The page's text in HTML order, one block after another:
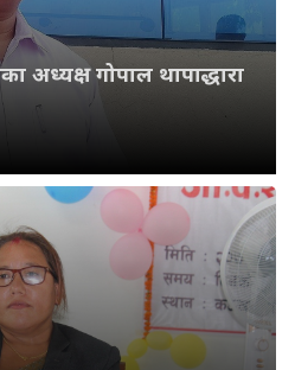
अध्यक्ष गोपाल थापाद्धारा